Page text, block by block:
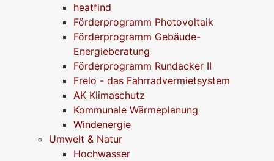
heatfind
Förderprogramm Photovoltaik
Förderprogramm Gebäude-
Energieberatung
Förderprogramm Rundacker II
Frelo - das Fahrradvermietsystem
AK Klimaschutz
Kommunale Wärmeplanung
Windenergie
Umwelt & Natur
Hochwasser